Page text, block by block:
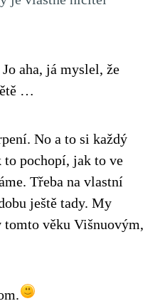
aha, já myslel, že
…
No a to si každý
pochopí, jak to ve
Třeba na vlastní
ještě tady. My
věku Višnuovým,